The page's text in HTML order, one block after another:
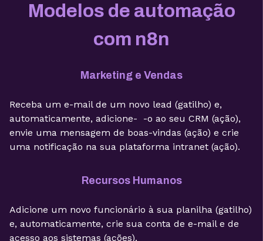
Modelos de automação
com n8n
Marketing e Vendas
Receba um e-mail de um novo lead (gatilho) e,
automaticamente, adicione- -o ao seu CRM (ação),
envie uma mensagem de boas-vindas (ação) e crie
uma notificação na sua plataforma intranet (ação).
Recursos Humanos
Adicione um novo funcionário à sua planilha (gatilho)
e, automaticamente, crie sua conta de e-mail e de
acesso aos sistemas (ações).